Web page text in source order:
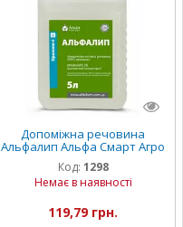
Допоміжна речовина
Альфалип Альфа Смарт Агро
(5 л)
Код: 1298
Немає в наявності
119,79 грн.